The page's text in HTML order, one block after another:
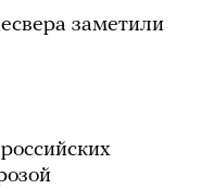
заметили